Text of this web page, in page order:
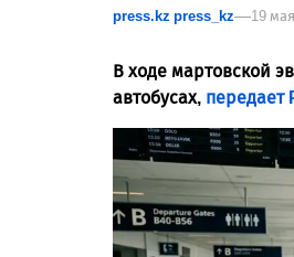
press.kz press_kz 19
В ходе мартовской
автобусах, передает